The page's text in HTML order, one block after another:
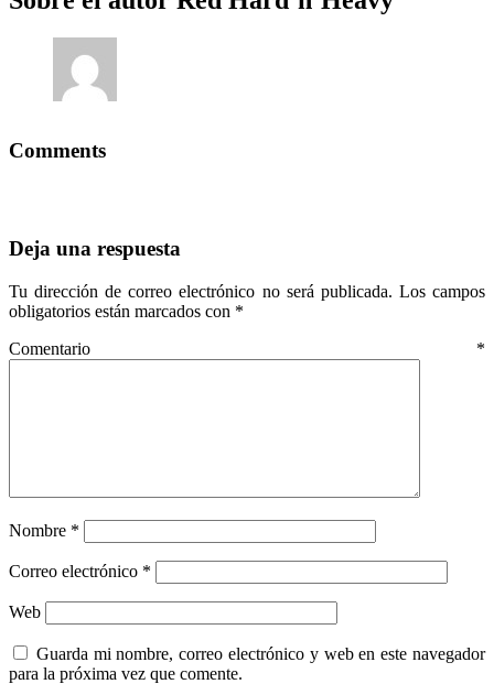
Comments
Deja una respuesta
Tu dirección de correo electrónico no será publicada. Los campos
obligatorios están marcados con *
Comentario *
Nombre *
Correo electrónico *
Web
Guarda mi nombre, correo electrónico y web en este navegador
para la próxima vez que comente.